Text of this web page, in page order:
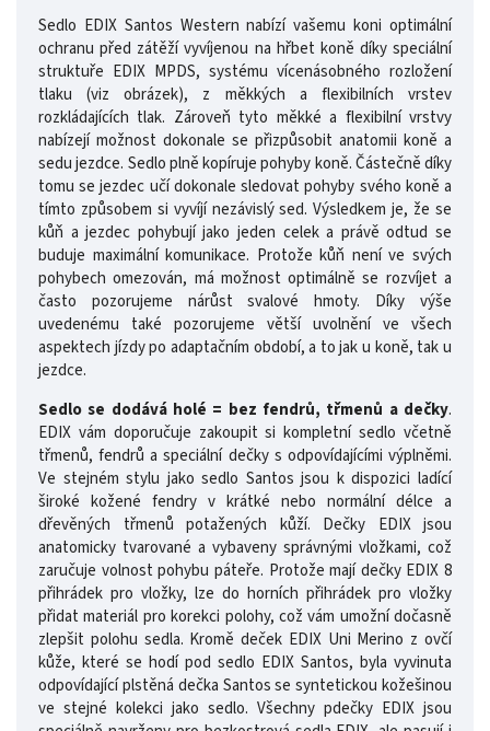
Sedlo EDIX Santos Western nabízí vašemu koni optimální
ochranu před zátěží vyvíjenou na hřbet koně díky speciální
struktuře EDIX MPDS, systému vícenásobného rozložení
tlaku (viz obrázek), z měkkých a flexibilních vrstev
rozkládajících tlak. Zároveň tyto měkké a flexibilní vrstvy
nabízejí možnost dokonale se přizpůsobit anatomii koně a
sedu jezdce. Sedlo plně kopíruje pohyby koně. Částečně díky
tomu se jezdec učí dokonale sledovat pohyby svého koně a
tímto způsobem si vyvíjí nezávislý sed. Výsledkem je, že se
kůň a jezdec pohybují jako jeden celek a právě odtud se
buduje maximální komunikace. Protože kůň není ve svých
pohybech omezován, má možnost optimálně se rozvíjet a
často pozorujeme nárůst svalové hmoty. Díky výše
uvedenému také pozorujeme větší uvolnění ve všech
aspektech jízdy po adaptačním období, a to jak u koně, tak u
jezdce.
Sedlo se dodává holé = bez fendrů, třmenů a dečky.
EDIX vám doporučuje zakoupit si kompletní sedlo včetně
třmenů, fendrů a speciální dečky s odpovídajícími výplněmi.
Ve stejném stylu jako sedlo Santos jsou k dispozici ladící
široké kožené fendry v krátké nebo normální délce a
dřevěných třmenů potažených kůží. Dečky EDIX jsou
anatomicky tvarované a vybaveny správnými vložkami, což
zaručuje volnost pohybu páteře. Protože mají dečky EDIX 8
přihrádek pro vložky, lze do horních přihrádek pro vložky
přidat materiál pro korekci polohy, což vám umožní dočasně
zlepšit polohu sedla. Kromě deček EDIX Uni Merino z ovčí
kůže, které se hodí pod sedlo EDIX Santos, byla vyvinuta
odpovídající plstěná dečka Santos se syntetickou kožešinou
ve stejné kolekci jako sedlo. Všechny pdečky EDIX jsou